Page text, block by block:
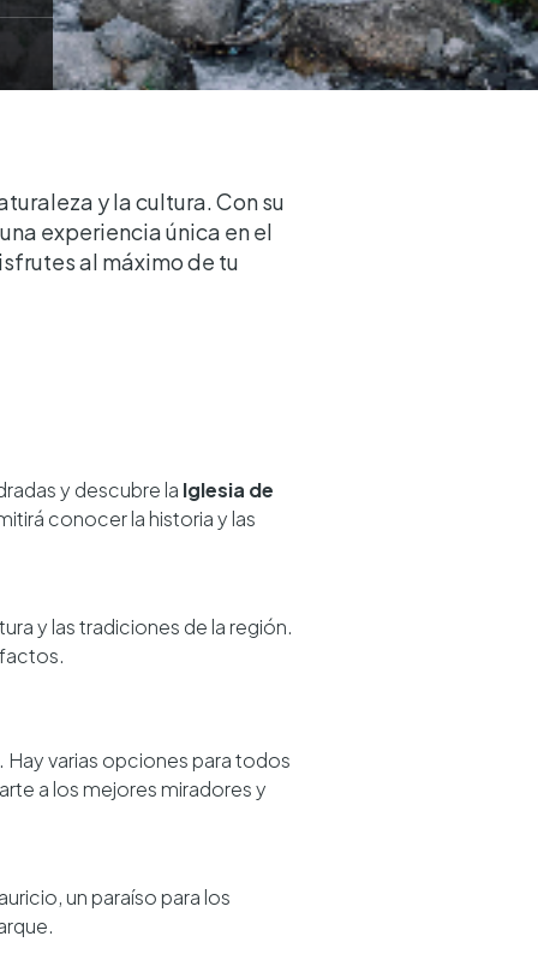
y la cultura. Con su
experiencia única en el
al máximo de tu
y descubre la Iglesia de
conocer la historia y las
y las tradiciones de la región.
varias opciones para todos
a los mejores miradores y
un paraíso para los